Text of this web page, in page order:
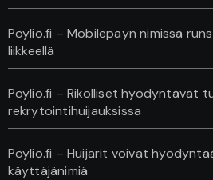
Pöyliö.fi – Mobilepayn nimissä
liikkeellä
Pöyliö.fi – Rikolliset hyödyntävät
rekrytointihuijauksissa
Pöyliö.fi – Huijarit voivat
käyttäjänimiä